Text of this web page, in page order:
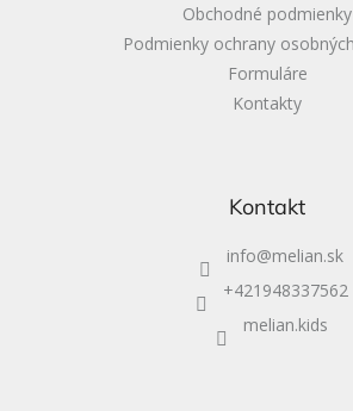
Obchodné podmienky
Podmienky ochrany
Formuláre
Kontakty
Kontakt
info@melian.sk
+421948337562
melian.kids